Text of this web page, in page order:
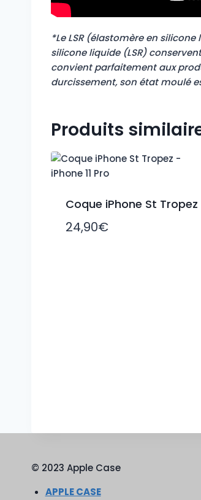
*Le LSR (élastomère en
silicone liquide (LSR)
convient parfaitement aux
durcissement, son état moulé
Produits
Coque iPhone St Tropez
24,90€
© 2023 Apple Case
APPLE CASE